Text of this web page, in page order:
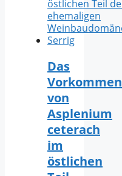
Das
Vorkommen
von
Asplenium
ceterach
im
östlichen